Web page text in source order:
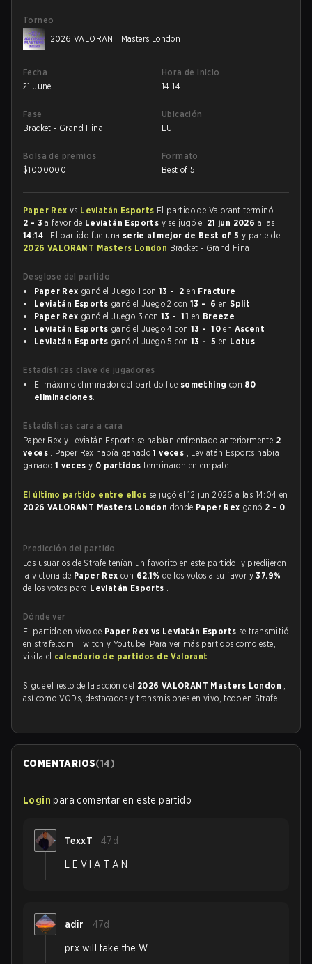
Torneo
2026 VALORANT Masters London
Fecha
21 June
Hora de inicio
14:14
Fase
Bracket - Grand Final
Ubicación
EU
Bolsa de premios
$1000000
Formato
Best of 5
Paper Rex vs Leviatán Esports El partido de Valorant terminó
2 - 3 a favor de Leviatán Esports y se jugó el 21 jun 2026 a las
14:14 . El partido fue una serie al mejor de Best of 5y parte del
2026 VALORANT Masters London Bracket - Grand Final.
Desglose del partido
Paper Rex ganó el Juego 1 con13 - 2 en Fracture
Leviatán Esports ganó el Juego 2 con 13 - 6 enSplit
Paper Rex ganó el Juego 3 con13 - 11 en Breeze
Leviatán Esports ganó el Juego 4 con 13 - 10 en Ascent
Leviatán Esports ganó el Juego 5 con 13 - 5 en Lotus
Estadísticas clave de jugadores
El máximo eliminador del partido fue something con 80
eliminaciones.
Estadísticas cara a cara
Paper Rex y Leviatán Esports se habían enfrentado anteriormente 2
veces . Paper Rex había ganado1 veces , Leviatán Esports había
ganado 1 vecesy 0 partidosterminaron en empate.
El último partido entre ellos se jugó el 12 jun 2026 a las 14:04 en
2026 VALORANT Masters London donde Paper Rex ganó 2 - 0
.
Predicción del partido
Los usuarios de Strafe tenían un favorito en este partido, y predijeron
la victoria de Paper Rexcon 62.1%de los votos a su favor y37.9%
de los votos para Leviatán Esports .
Dónde ver
El partido en vivo de Paper Rex vs Leviatán Esports se transmitió
en strafe.com, Twitch y Youtube. Para ver más partidos como este,
visita el calendario de partidos de Valorant .
Sigue el resto de la acción del 2026 VALORANT Masters London ,
así como VODs, destacados y transmisiones en vivo, todo en Strafe.
COMENTARIOS(14)
Login para comentar en este partido
TexxT 47d
L E V I A T A N
adir 47d
prx will take the W